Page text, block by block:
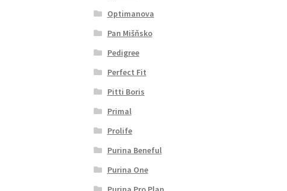
Optimanova
Pan Mišňsko
Pedigree
Perfect Fit
Pitti Boris
Primal
Prolife
Purina Beneful
Purina One